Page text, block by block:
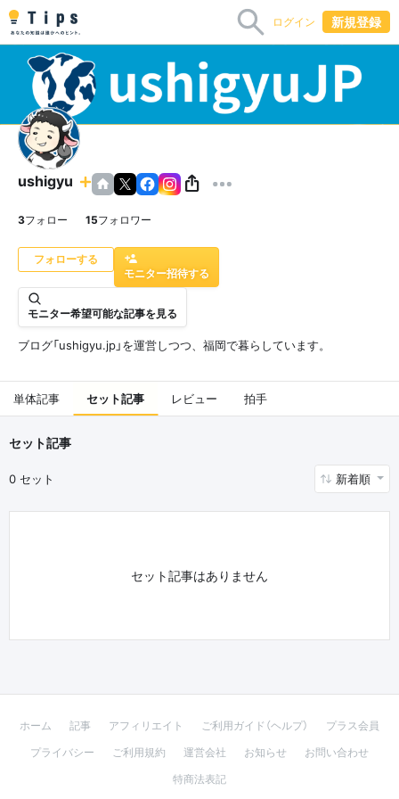
ログイン 新規登録
ushigyu
3フォロー 15フォロワー
モニター招待する
モニター希望可能な記事を見る
ブログ「ushigyu.jp」を運営しつつ、福岡で暮らしています。
単体記事 セット記事 レビュー 拍手
セット記事
0 セット 新着順
セット記事はありません
ホーム 記事 アフィリエイト ご利用ガイド（ヘルプ）
プラス会員
プライバシー
ご利用規約 運営会社 お知らせ
お問い合わせ
特商法表記